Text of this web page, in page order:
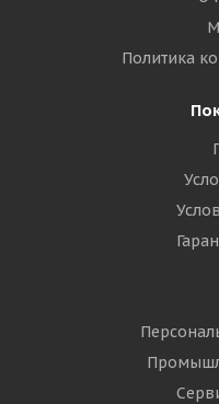
Политика